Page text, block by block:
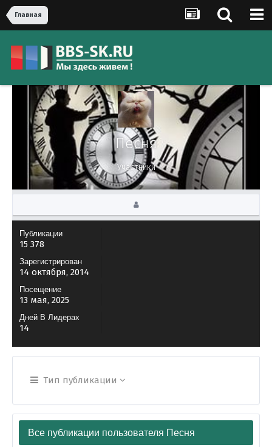
Главная
Песня
Участники
Публикации
15 378
Зарегистрирован
14 октября, 2014
Посещение
13 мая, 2025
Дней В Лидерах
14
Тип публикации
Все публикации пользователя Песня